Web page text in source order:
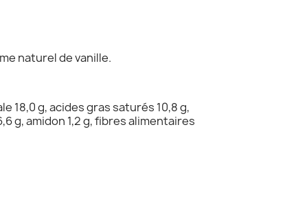
naturel de vanille.
18,0 g, acides gras saturés 10,8 g,
g, amidon 1,2 g, fibres alimentaires